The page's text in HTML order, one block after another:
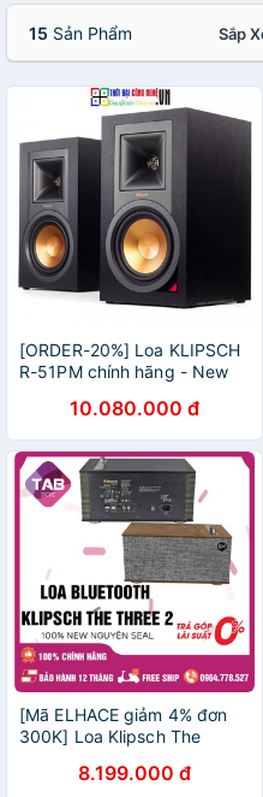
15 Sản Phẩm Sắp
[ORDER-20%] Loa KLIPSCH
R-51PM chính hãng - New
10.080.000 đ
[Mã ELHACE giảm 4% đơn
300K] Loa Klipsch The
Bảo Hành 12 Tháng
8.199.000 đ